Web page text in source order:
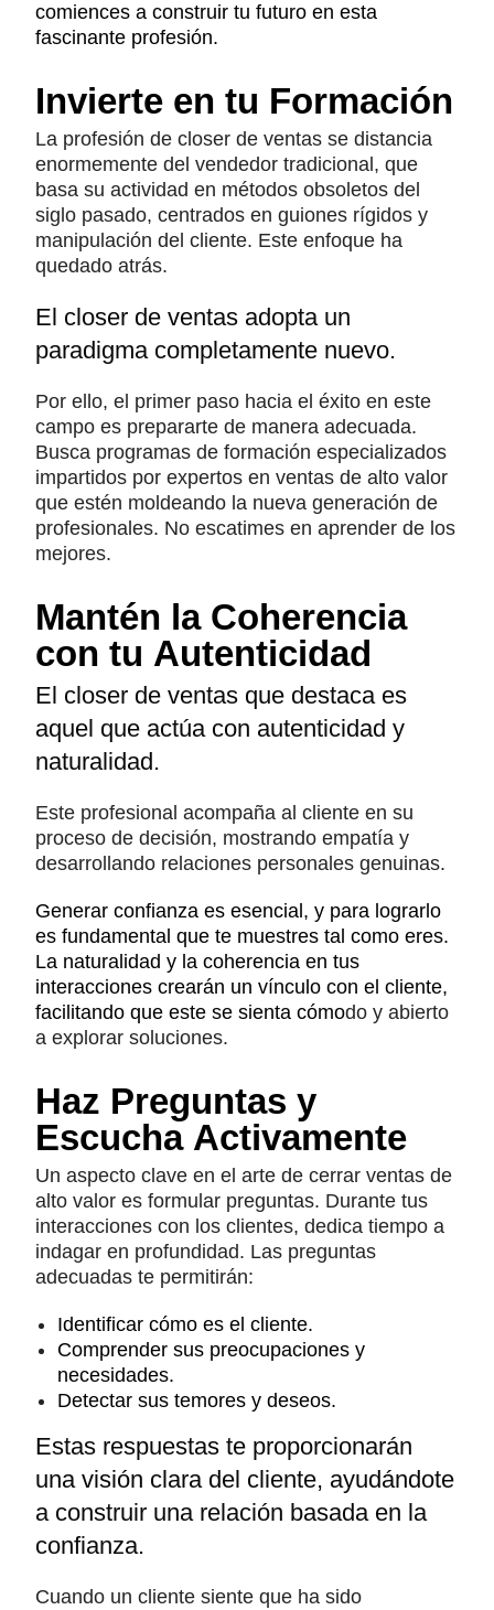
comiences a construir tu futuro en esta
fascinante profesión.
Invierte en tu Formación
La profesión de closer de ventas se distancia
enormemente del vendedor tradicional, que
basa su actividad en métodos obsoletos del
siglo pasado, centrados en guiones rígidos y
manipulación del cliente. Este enfoque ha
quedado atrás.
El closer de ventas adopta un
paradigma completamente nuevo.
Por ello, el primer paso hacia el éxito en este
campo es prepararte de manera adecuada.
Busca programas de formación especializados
impartidos por expertos en ventas de alto valor
que estén moldeando la nueva generación de
profesionales. No escatimes en aprender de los
mejores.
Mantén la Coherencia
con tu Autenticidad
El closer de ventas que destaca es
aquel que actúa con autenticidad y
naturalidad.
Este profesional acompaña al cliente en su
proceso de decisión, mostrando empatía y
desarrollando relaciones personales genuinas.
Generar confianza es esencial, y para lograrlo
es fundamental que te muestres tal como eres.
La naturalidad y la coherencia en tus
interacciones crearán un vínculo con el cliente,
facilitando que este se sienta cómodo y abierto
a explorar soluciones.
Haz Preguntas y
Escucha Activamente
Un aspecto clave en el arte de cerrar ventas de
alto valor es formular preguntas. Durante tus
interacciones con los clientes, dedica tiempo a
indagar en profundidad. Las preguntas
adecuadas te permitirán:
Identificar cómo es el cliente.
Comprender sus preocupaciones y
necesidades.
Detectar sus temores y deseos.
Estas respuestas te proporcionarán
una visión clara del cliente, ayudándote
a construir una relación basada en la
confianza.
Cuando un cliente siente que ha sido